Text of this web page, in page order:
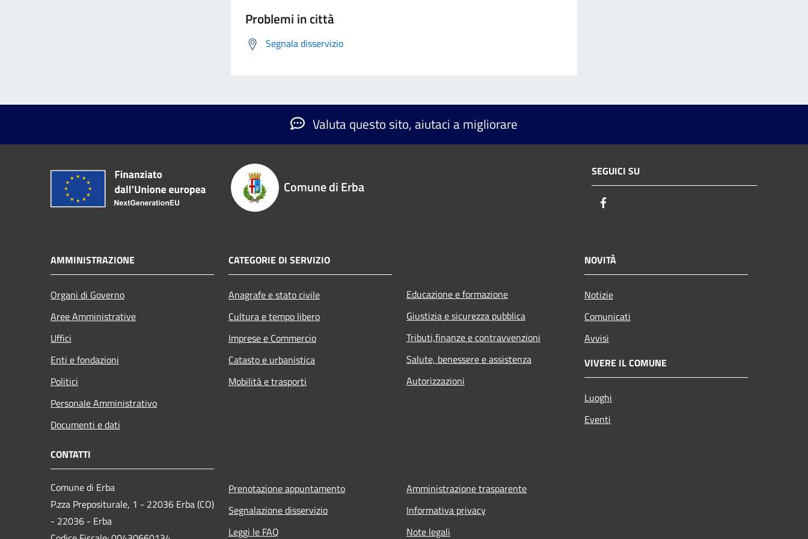
Problemi in città
Segnala disservizio
Valuta questo sito, aiutaci a migliorare
Comune di Erba
SEGUICI SU
AMMINISTRAZIONE
Organi di Governo
Aree Amministrative
Uffici
Enti e fondazioni
Politici
Personale Amministrativo
Documenti e dati
CATEGORIE DI SERVIZIO
Anagrafe e stato civile
Cultura e tempo libero
Imprese e Commercio
Catasto e urbanistica
Mobilità e trasporti
Educazione e formazione
Giustizia e sicurezza pubblica
Tributi,finanze e contravvenzioni
Salute, benessere e assistenza
Autorizzazioni
NOVITÀ
Notizie
Comunicati
Avvisi
VIVERE IL COMUNE
Luoghi
Eventi
CONTATTI
Comune di Erba
P.zza Prepositurale, 1 - 22036 Erba (CO)
- 22036 - Erba
Prenotazione appuntamento
Segnalazione disservizio
Leggi le FAQ
Amministrazione trasparente
Informativa privacy
Note legali